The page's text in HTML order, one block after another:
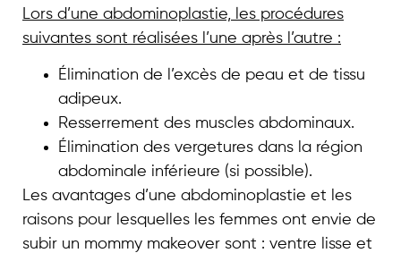
Lors d’une abdominoplastie, les procédures
suivantes sont réalisées l’une après l’autre :
Élimination de l’excès de peau et de tissu
adipeux.
Resserrement des muscles abdominaux.
Élimination des vergetures dans la région
abdominale inférieure (si possible).
Les avantages d’une abdominoplastie et les
raisons pour lesquelles les femmes ont envie de
subir un mommy makeover sont : ventre lisse et